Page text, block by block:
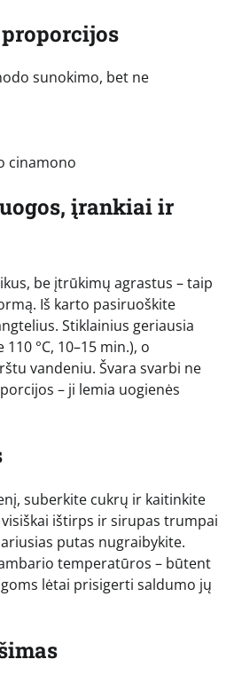
sunokimo, bet ne
cinamono
įrankiai ir
be įtrūkimų agrastus – taip
Iš karto pasiruoškite
Stiklainius geriausia
°C, 10–15 min.), o
vandeniu. Švara svarbi ne
– ji lemia uogienės
suberkite cukrų ir kaitinkite
ištirps ir sirupas trumpai
putas nugraibykite.
temperatūros – būtent
lėtai prisigerti saldumo jų